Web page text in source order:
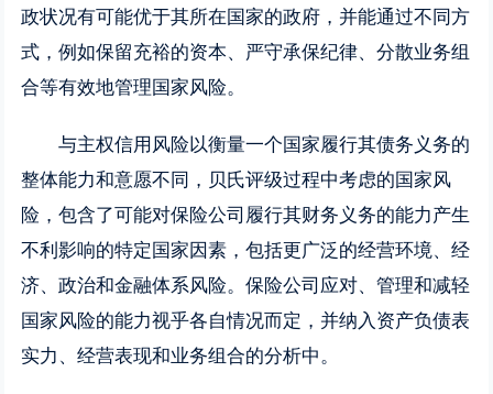
政状况有可能优于其所在国家的政府，并能通过不同方
式，例如保留充裕的资本、严守承保纪律、分散业务组
合等有效地管理国家风险。
与主权信用风险以衡量一个国家履行其债务义务的
整体能力和意愿不同，贝氏评级过程中考虑的国家风
险，包含了可能对保险公司履行其财务义务的能力产生
不利影响的特定国家因素，包括更广泛的经营环境、经
济、政治和金融体系风险。保险公司应对、管理和减轻
国家风险的能力视乎各自情况而定，并纳入资产负债表
实力、经营表现和业务组合的分析中。